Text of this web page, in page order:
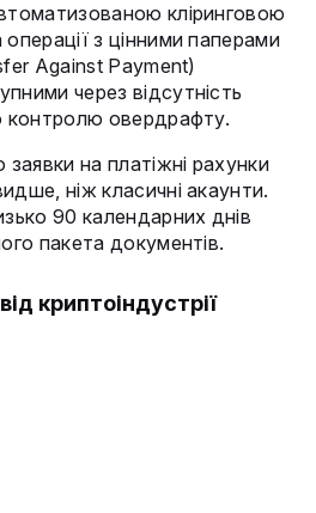
кліринговою
з цінними паперами
Against Payment)
через відсутність
контролю овердрафту.
на платіжні рахунки
ніж класичні акаунти.
90 календарних днів
пакета документів.
криптоіндустрії